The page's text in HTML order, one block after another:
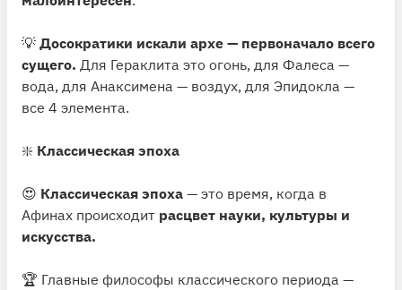
💡 Досократики искали архе — первоначало всего
сущего. Для Гераклита это огонь, для Фалеса —
вода, для Анаксимена — воздух, для Эпидокла —
все 4 элемента.
❇️ Классическая эпоха
😍 Классическая эпоха — это время, когда в
Афинах происходит расцвет науки, культуры и
искусства.
🏆 Главные философы классического периода —